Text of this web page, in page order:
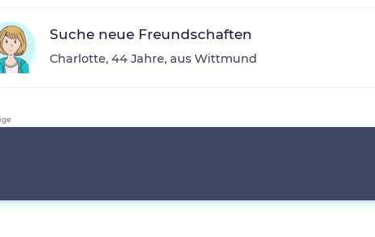
Suche neue Freundschaften
Charlotte, 44 Jahre, aus Wittmund